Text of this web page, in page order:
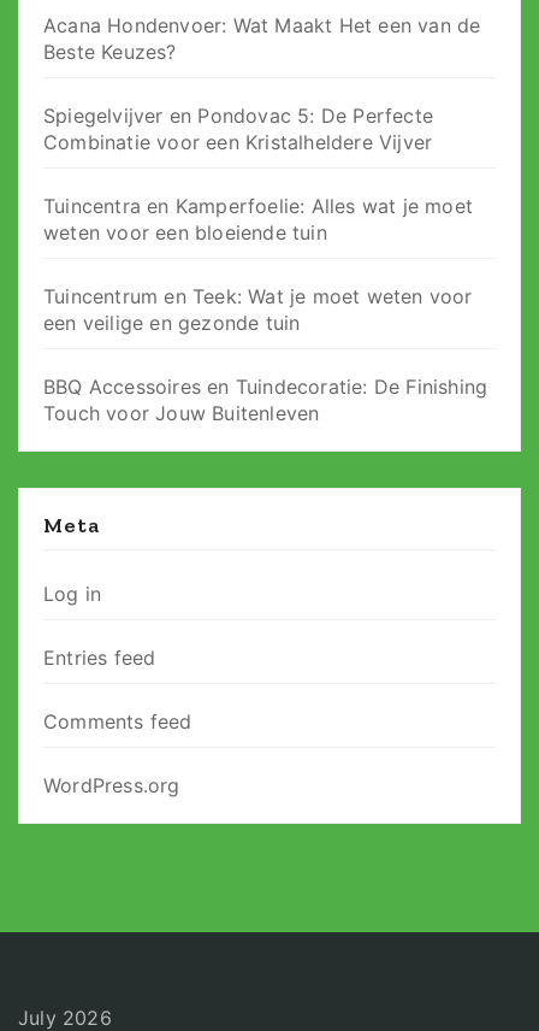
Acana Hondenvoer: Wat Maakt Het een van de
Beste Keuzes?
Spiegelvijver en Pondovac 5: De Perfecte
Combinatie voor een Kristalheldere Vijver
Tuincentra en Kamperfoelie: Alles wat je moet
weten voor een bloeiende tuin
Tuincentrum en Teek: Wat je moet weten voor
een veilige en gezonde tuin
BBQ Accessoires en Tuindecoratie: De Finishing
Touch voor Jouw Buitenleven
Meta
Log in
Entries feed
Comments feed
WordPress.org
July 2026